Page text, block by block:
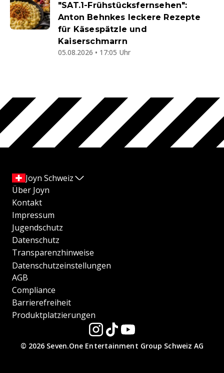
"SAT.1-Frühstücksfernsehen":
Anton Behnkes leckere Rezepte
für Käsespätzle und
Kaiserschmarrn
05.08.2026 • 17:05 Uhr
Joyn Schweiz
Über Joyn
Kontakt
Impressum
Jugendschutz
Datenschutz
Transparenzhinweise
Datenschutzeinstellungen
AGB
Compliance
Barrierefreiheit
Produktplatzierungen
© 2026 Seven.One Entertainment Group Schweiz AG